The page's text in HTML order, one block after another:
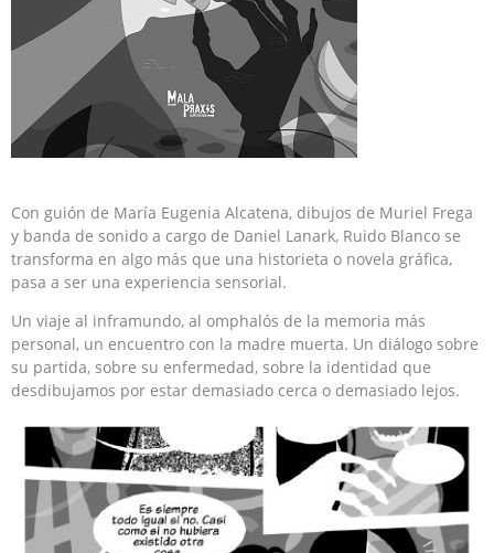
Con guión de María Eugenia Alcatena, dibujos de Muriel Frega
y banda de sonido a cargo de Daniel Lanark, Ruido Blanco se
transforma en algo más que una historieta o novela gráfica,
pasa a ser una experiencia sensorial.
Un viaje al inframundo, al omphalós de la memoria más
personal, un encuentro con la madre muerta. Un diálogo sobre
su partida, sobre su enfermedad, sobre la identidad que
desdibujamos por estar demasiado cerca o demasiado lejos.